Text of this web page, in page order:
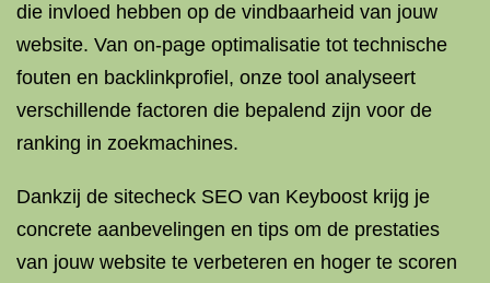
die invloed hebben op de vindbaarheid van jouw
website. Van on-page optimalisatie tot technische
fouten en backlinkprofiel, onze tool analyseert
verschillende factoren die bepalend zijn voor de
ranking in zoekmachines.
Dankzij de sitecheck SEO van Keyboost krijg je
concrete aanbevelingen en tips om de prestaties
van jouw website te verbeteren en hoger te scoren